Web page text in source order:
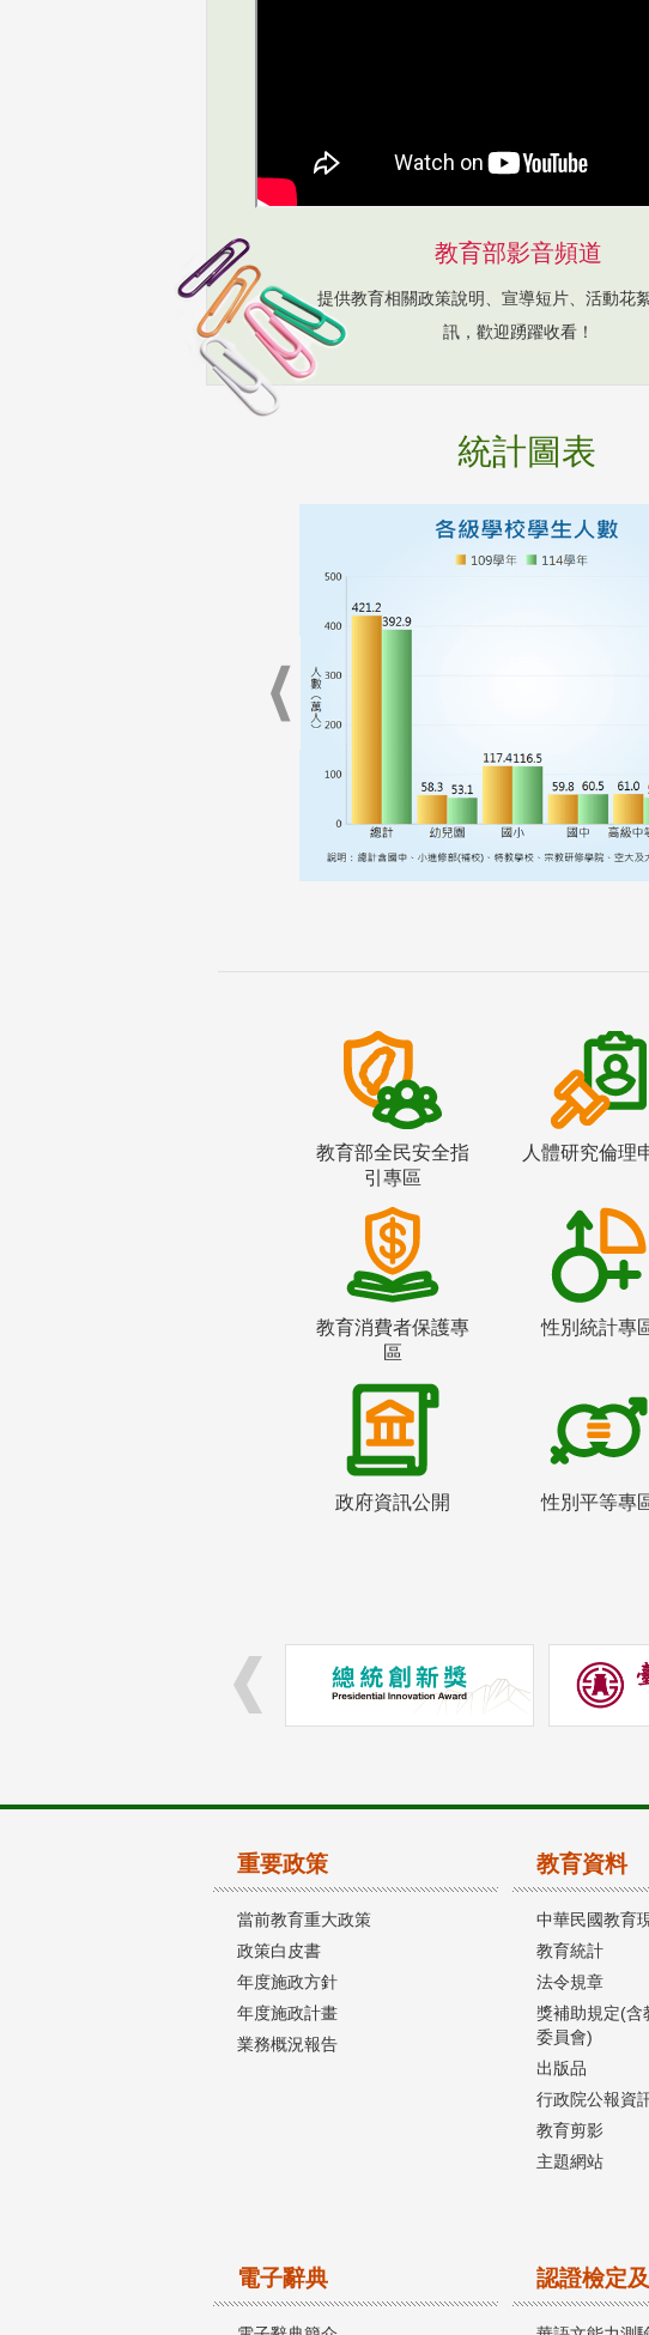
教育部影音頻道
提供教育相關政策說明、宣導短片、活動花
訊，歡迎踴躍收看！
統計圖表
教育部全民安全指
引專區
人體研究倫理
教育消費者保護專
區
性別統計專
政府資訊公開 性別平等專
重要政策
當前教育重大政策
政策白皮書
年度施政方針
年度施政計畫
業務概況報告
教育資料
中華民國教育
教育統計
法令規章
獎補助規定(含
委員會)
出版品
行政院公報資
教育剪影
主題網站
電子辭典 認證檢定